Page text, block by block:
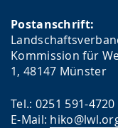
Postanschrift:
Kommission für
1, 48147 Münster
Tel.: 0251 591-4720
E-Mail: